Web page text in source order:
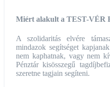
Miért alakult a TEST-VÉR
A szolidaritás elvére
mindazok segítséget
nem kaphatnak, vagy nem
Pénztár kisösszegű
szeretne tagjain segíteni.